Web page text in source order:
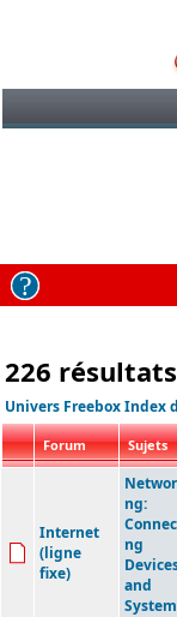
226
Univers Freebox Index
Forum Sujets
Internet
(ligne
fixe)
ng:
ng
and